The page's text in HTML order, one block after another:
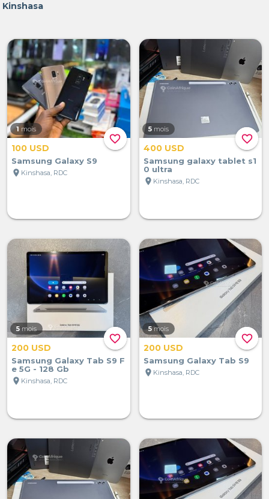
Kinshasa
favorite_border
1 mois
100 USD
Samsung Galaxy S9
location_on Kinshasa, RDC
favorite_border
5 mois
400 USD
Samsung galaxy tablet s1
0 ultra
location_on Kinshasa, RDC
favorite_border
5 mois
200 USD
Samsung Galaxy Tab S9 F
e 5G - 128 Gb
location_on Kinshasa, RDC
favorite_border
5 mois
200 USD
Samsung Galaxy Tab S9
location_on Kinshasa, RDC